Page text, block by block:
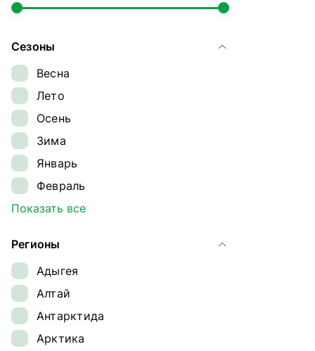
Сезоны
Весна
Лето
Осень
Зима
Январь
Февраль
Март
Май
Июнь
Июль
Август
Сентябрь
Показать все
Регионы
Адыгея
Алтай
Антарктида
Арктика